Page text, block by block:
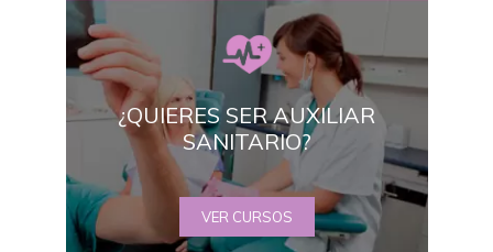
¿QUIERES SER AUXILIAR
SANITARIO?
VER CURSOS